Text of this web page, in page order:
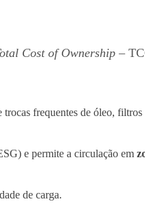
Cost of Ownership –
trocas frequentes de óleo,
e permite a circulação em
de carga.